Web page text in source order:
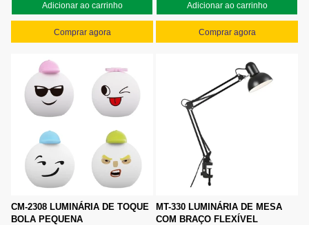
Adicionar ao carrinho
Comprar agora
Adicionar ao carrinho
Comprar agora
CM-2308 LUMINÁRIA DE TOQUE
BOLA PEQUENA
MT-330 LUMINÁRIA DE MESA
COM BRAÇO FLEXÍVEL